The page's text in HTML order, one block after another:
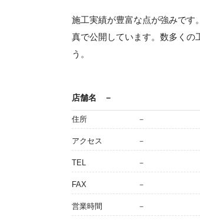
施工実績が豊富な点が強みです
真で公開しています。数多くの
う。
店舗名 －
住所 －
アクセス －
TEL －
FAX －
営業時間 －